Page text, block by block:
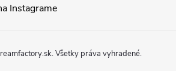
Instagrame
. Všetky práva vyhradené.